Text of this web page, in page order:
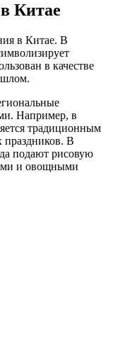
Китае
в Китае. В
в качестве
Например, в
традиционным
праздников. В
подают рисовую
и овощными